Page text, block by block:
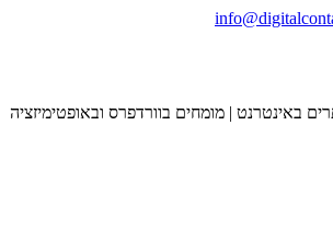
באינטרנט | מומחים בוורדפרס ובאופטימיזציה